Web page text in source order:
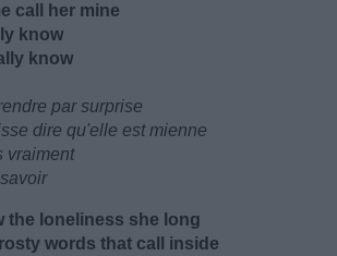
call her mine
know
know
par surprise
dire qu'elle est mienne
vraiment
the loneliness she long
words that call inside